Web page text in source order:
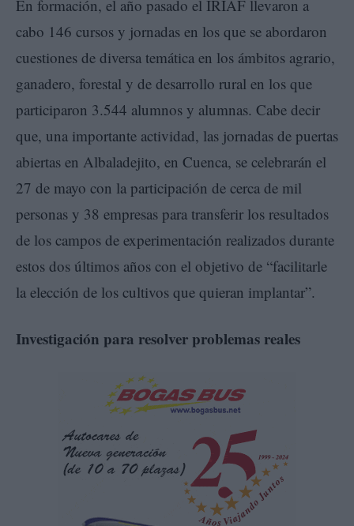
En formación, el año pasado el IRIAF llevaron a
cabo 146 cursos y jornadas en los que se abordaron
cuestiones de diversa temática en los ámbitos agrario,
ganadero, forestal y de desarrollo rural en los que
participaron 3.544 alumnos y alumnas. Cabe decir
que, una importante actividad, las jornadas de puertas
abiertas en Albaladejito, en Cuenca, se celebrarán el
27 de mayo con la participación de cerca de mil
personas y 38 empresas para transferir los resultados
de los campos de experimentación realizados durante
estos dos últimos años con el objetivo de “facilitarle
la elección de los cultivos que quieran implantar”.
Investigación para resolver problemas reales